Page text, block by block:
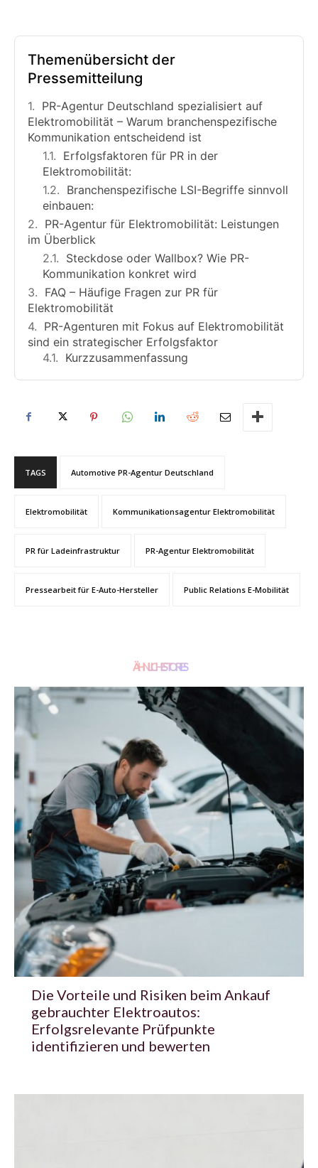
Themenübersicht der
Pressemitteilung
PR-Agentur Deutschland spezialisiert auf
Elektromobilität – Warum branchenspezifische
Kommunikation entscheidend ist
Erfolgsfaktoren für PR in der
Elektromobilität:
Branchenspezifische LSI-Begriffe sinnvoll
einbauen:
PR-Agentur für Elektromobilität: Leistungen
im Überblick
Steckdose oder Wallbox? Wie PR-
Kommunikation konkret wird
FAQ – Häufige Fragen zur PR für
Elektromobilität
PR-Agenturen mit Fokus auf Elektromobilität
sind ein strategischer Erfolgsfaktor
Kurzzusammenfassung
TAGS Automotive PR-Agentur Deutschland
Elektromobilität Kommunikationsagentur Elektromobilität
PR für Ladeinfrastruktur PR-Agentur Elektromobilität
Pressearbeit für E-Auto-Hersteller Public Relations E-Mobilität
ÄHNLICHE STORIES
Die Vorteile und Risiken beim Ankauf
gebrauchter Elektroautos:
Erfolgsrelevante Prüfpunkte
identifizieren und bewerten